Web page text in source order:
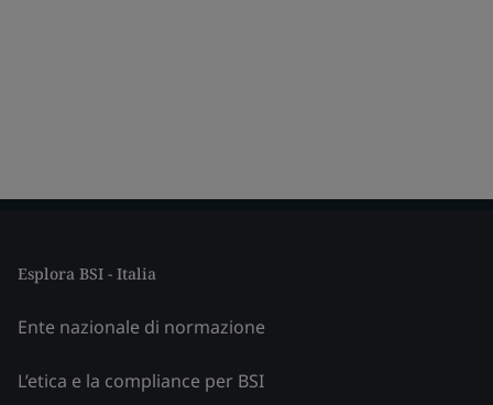
Esplora BSI - Italia
Ente nazionale di normazione
L’etica e la compliance per BSI